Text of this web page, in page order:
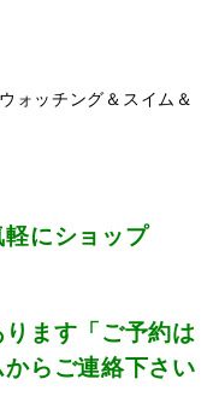
ォッチング＆スイム＆
にショップ
ます「ご予約は
らご連絡下さい